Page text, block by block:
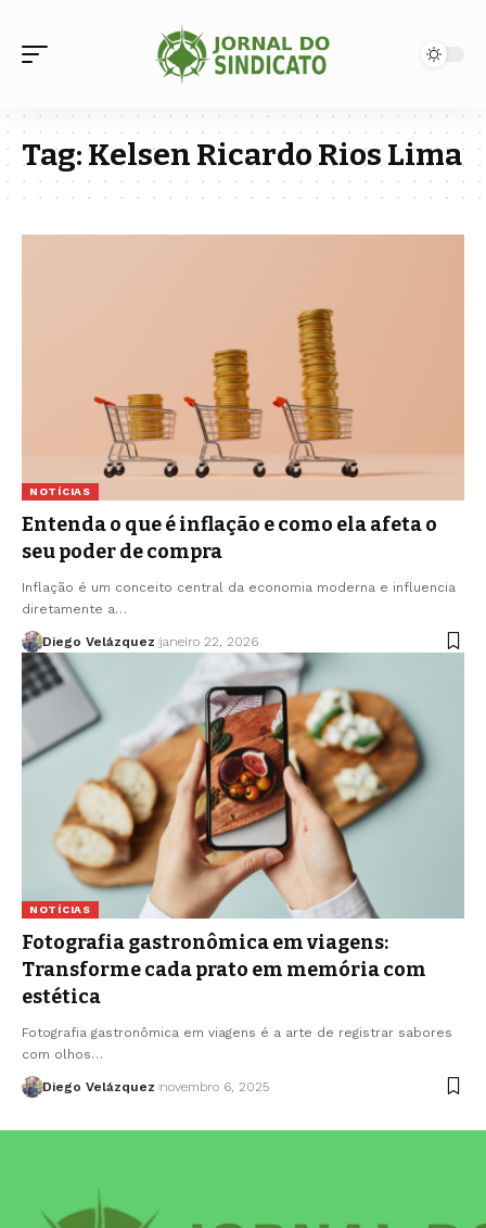
Tag:Kelsen Ricardo Rios Lima
NOTÍCIAS
Entenda o que é inflação e como ela afeta o
seu poder de compra
Inflação é um conceito central da economia moderna e influencia
diretamente a…
Diego Velázquez janeiro 22, 2026
NOTÍCIAS
Fotografia gastronômica em viagens:
Transforme cada prato em memória com
estética
Fotografia gastronômica em viagens é a arte de registrar sabores
com olhos…
Diego Velázquez novembro 6, 2025